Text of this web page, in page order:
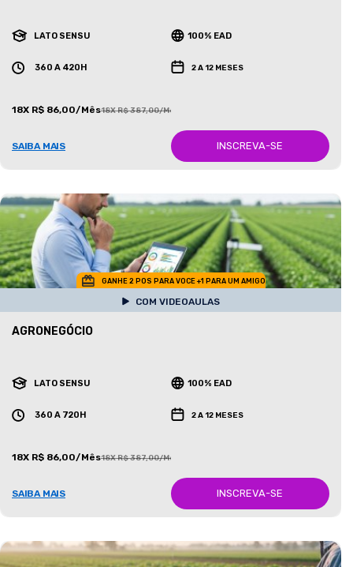
LATO SENSU 100% EAD
360 A 420H 2 A 12 MESES
18X R$ 86,00/Mês18X R$ 387,00/Mês
SAIBA MAIS INSCREVA-SE
GANHE 2 POS PARA VOCE +1 PARA UM AMIGO
COM VIDEOAULAS
AGRONEGÓCIO
LATO SENSU 100% EAD
360 A 720H 2 A 12 MESES
18X R$ 86,00/Mês18X R$ 387,00/Mês
SAIBA MAIS INSCREVA-SE